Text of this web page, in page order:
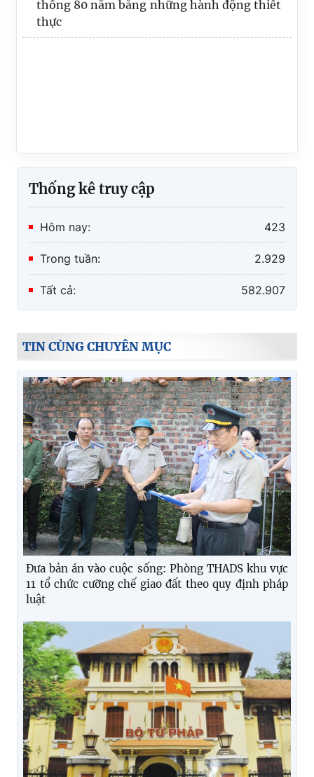
Thi hành án dân sự tỉnh Phú Thọ dâng
hương tưởng niệm các Anh hùng liệt sĩ: Tri
Thống kê truy cập
Hôm nay: 423
Trong tuần: 2.929
Tất cả: 582.907
TIN CÙNG CHUYÊN MỤC
Đưa bản án vào cuộc sống: Phòng THADS khu vực
11 tổ chức cưỡng chế giao đất theo quy định pháp
luật